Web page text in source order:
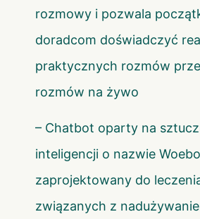
rozmowy i pozwala
doradcom doświadczyć
praktycznych rozmów
rozmów na żywo
– Chatbot oparty na
inteligencji o nazwie
zaprojektowany do
związanych z